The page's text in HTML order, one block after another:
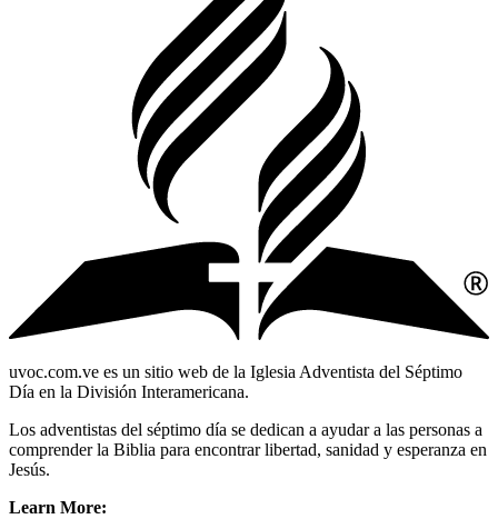
uvoc.com.ve es un sitio web de la Iglesia Adventista del Séptimo
Día en la División Interamericana.
Los adventistas del séptimo día se dedican a ayudar a las personas a
comprender la Biblia para encontrar libertad, sanidad y esperanza en
Jesús.
Learn More: